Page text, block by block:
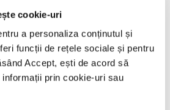
cookie-uri
a personaliza conținutul și
funcții de rețele sociale și pentru
Accept, ești de acord să
prin cookie-uri sau
România